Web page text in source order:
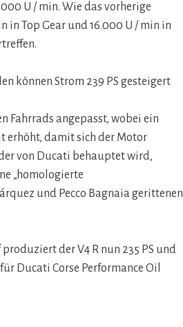
U / min. Wie das vorherige
in Top Gear und 16.000 U / min in
Fahrrads angepasst, wobei ein
erhöht, damit sich der Motor
von Ducati behauptet wird,
„homologierte
und Pecco Bagnaia gerittenen
der V4 R nun 235 PS und
Ducati Corse Performance Oil